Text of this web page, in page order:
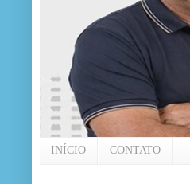
INÍCIO CONTATO